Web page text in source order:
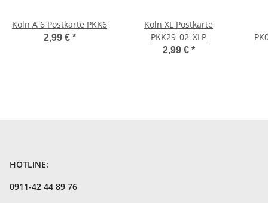
Köln A 6 Postkarte PKK6
2,99 € *
Köln XL Postkarte
PKK29_02_XLP
2,99 € *
HOTLINE:
0911-42 44 89 76